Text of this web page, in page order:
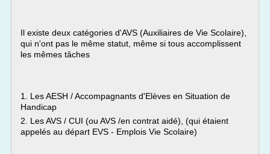
Il existe deux catégories d'AVS (Auxiliaires de Vie Scolaire),
qui n'ont pas le même statut, même si tous accomplissent
les mêmes tâches
1. Les AESH / Accompagnants d'Elèves en Situation de
Handicap
2. Les AVS / CUI (ou AVS /en contrat aidé), (qui étaient
appelés au départ EVS - Emplois Vie Scolaire)